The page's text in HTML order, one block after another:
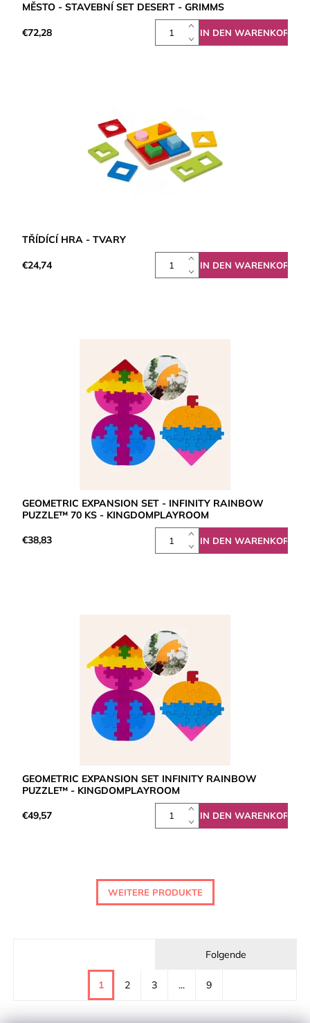
MĚSTO - STAVEBNÍ SET DESERT - GRIMMS
€72,28
TŘÍDÍCÍ HRA - TVARY
€24,74
GEOMETRIC EXPANSION SET - INFINITY RAINBOW
PUZZLE™ 70 KS - KINGDOMPLAYROOM
€38,83
GEOMETRIC EXPANSION SET INFINITY RAINBOW
PUZZLE™ - KINGDOMPLAYROOM
€49,57
WEITERE PRODUKTE
Folgende
1 2 3 ... 9